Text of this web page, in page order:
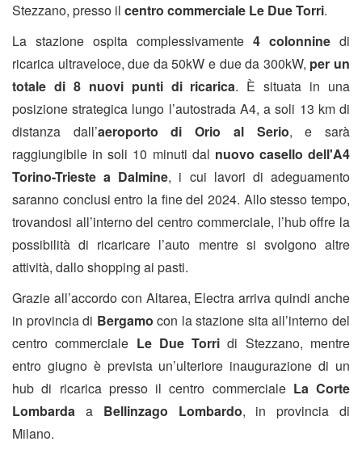
Stezzano, presso il centro commerciale Le Due Torri.
La stazione ospita complessivamente 4 colonnine di
ricarica ultraveloce, due da 50kW e due da 300kW, per un
totale di 8 nuovi punti di ricarica. È situata in una
posizione strategica lungo l’autostrada A4, a soli 13 km di
distanza dall’aeroporto di Orio al Serio, e sarà
raggiungibile in soli 10 minuti dal nuovo casello dell'A4
Torino-Trieste a Dalmine, i cui lavori di adeguamento
saranno conclusi entro la fine del 2024. Allo stesso tempo,
trovandosi all’interno del centro commerciale, l’hub offre la
possibilità di ricaricare l’auto mentre si svolgono altre
attività, dallo shopping ai pasti.
Grazie all’accordo con Altarea, Electra arriva quindi anche
in provincia di Bergamo con la stazione sita all’interno del
centro commerciale Le Due Torri di Stezzano, mentre
entro giugno è prevista un’ulteriore inaugurazione di un
hub di ricarica presso il centro commerciale La Corte
Lombarda a Bellinzago Lombardo, in provincia di
Milano.